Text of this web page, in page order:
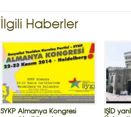
İlgili Haberler
SYKP Almanya Kongresi
IŞİD